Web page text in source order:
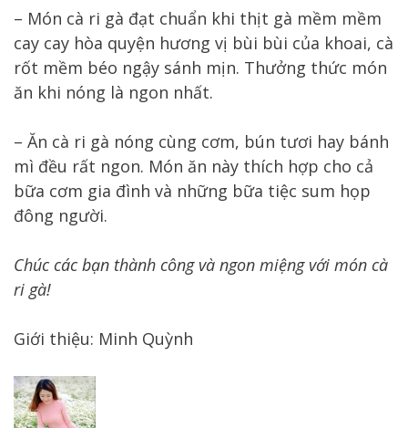
– Món cà ri gà đạt chuẩn khi thịt gà mềm mềm
cay cay hòa quyện hương vị bùi bùi của khoai, cà
rốt mềm béo ngậy sánh mịn. Thưởng thức món
ăn khi nóng là ngon nhất.
– Ăn cà ri gà nóng cùng cơm, bún tươi hay bánh
mì đều rất ngon. Món ăn này thích hợp cho cả
bữa cơm gia đình và những bữa tiệc sum họp
đông người.
Chúc các bạn thành công và ngon miệng với món cà
ri gà!
Giới thiệu: Minh Quỳnh